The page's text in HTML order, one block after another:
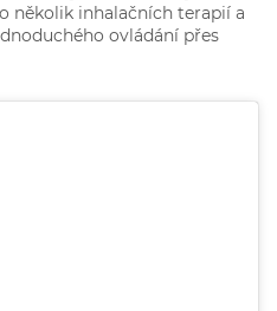
několik inhalačních terapií a
ovládání přes